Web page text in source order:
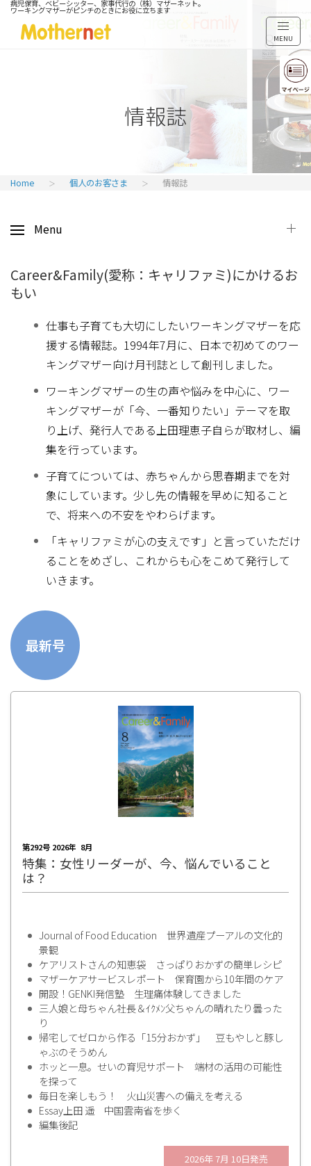
病児保育、ベビーシッター、家事代行の（株）マザーネット。
ワーキングマザーがピンチのときにお役に立ちます
MENU
情報誌
Home 個人のお客さま 情報誌
Menu
Career&Family(愛称：キャリファミ)にかけるお
もい
仕事も子育ても大切にしたいワーキングマザーを応
援する情報誌。1994年7月に、日本で初めてのワー
キングマザー向け月刊誌として創刊しました。
ワーキングマザーの生の声や悩みを中心に、ワー
キングマザーが「今、一番知りたい」テーマを取
り上げ、発行人である上田理恵子自らが取材し、編
集を行っています。
子育てについては、赤ちゃんから思春期までを対
象にしています。少し先の情報を早めに知ること
で、将来への不安をやわらげます。
「キャリファミが心の支えです」と言っていただけ
ることをめざし、これからも心をこめて発行して
いきます。
最新号
第292号 2026年 8月
特集：女性リーダーが、今、悩んでいること
は？
Journal of Food Education 世界遺産プーアルの文化的
景観
ケアリストさんの知恵袋 さっぱりおかずの簡単レシピ
マザーケアサービスレポート 保育園から10年間のケア
開設！GENKI発信塾 生理痛体験してきました
三人娘と母ちゃん社長＆ｲｸﾒﾝ父ちゃんの晴れたり曇った
り
帰宅してゼロから作る「15分おかず」 豆もやしと豚し
ゃぶのそうめん
ホッと一息。せいの育児サポート 端材の活用の可能性
を探って
毎日を楽しもう！ 火山災害への備えを考える
Essay上田 遥 中国雲南省を歩く
編集後記
2026年 7月 10日発売